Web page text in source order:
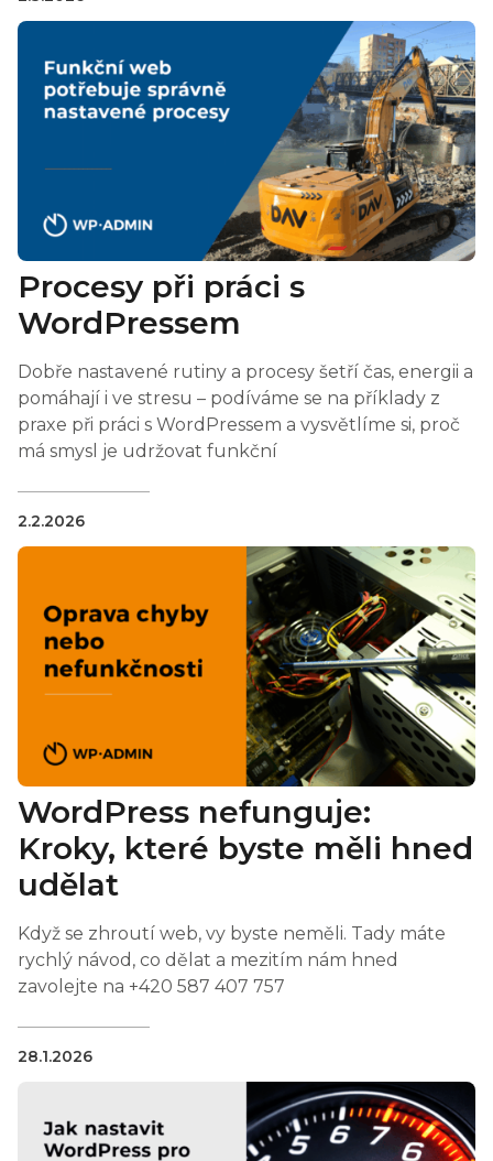
Procesy při práci s
WordPressem
Dobře nastavené rutiny a procesy šetří čas, energii a
pomáhají i ve stresu – podíváme se na příklady z
praxe při práci s WordPressem a vysvětlíme si, proč
má smysl je udržovat funkční
2.2.2026
WordPress nefunguje:
Kroky, které byste měli hned
udělat
Když se zhroutí web, vy byste neměli. Tady máte
rychlý návod, co dělat a mezitím nám hned
zavolejte na +420 587 407 757
28.1.2026